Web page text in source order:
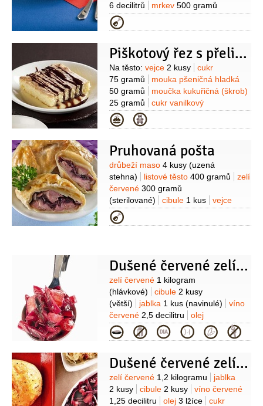
6 decilitrů
mrkev 500 gramů
(nahrubo nastrouhaná)
500 gramů (nahrubo
500 gramů (nahrubo
nastrouhaná)
ocet 2 lžíce
černý
4 kuličky (celý)
nové koření
4 kuličky
(celé) Na omáčku:
celer
200 gramů
petržel kořenová
150 gramů
cibule1 kus (na
osmahnutí)
(33%)
víno červené 2 decilitry
masový 2 decilitry
máslo
80 gramů
slanina60 gramů
Kategorie
Piškotový řez s přelivem ze sušených švestek
Suroviny
Na těsto: vejce 2 kusy
cukr
75 gramů
mouka pšeničná hladká
50 gramů
moučka kukuřičná (škrob)
25 gramů
cukr vanilkový
1/2balíčku
přeliv: víno červené
50 gramů
cukr1 lžíce
rum hnědý -
tuzemský
1 lžíce (40%)
med
1 lžička
hřebíček
3 kusy
(celý)
skořice 1 kus
cm)
citronová kůra 1 lžička
Na
omáčku: mléko4 decilitry
pudinkový
prášek vanilkový
Kategorie
Pruhovaná pošta
Suroviny
drůbeží maso 4 kusy (uzená
stehna)
listové těsto 400 gramů
zelí
červené 300 gramů
(sterilované)
cibule 1 kus
vejce
1 kus
slunečnicový2 lžíce
strouhanka
Kategorie
Dušené červené zelí s brusinkami
Suroviny
zelí červené 1 kilogram
(hlávkové)
cibule 2 kusy
(větší)
jablka 1 kus (navinulé)
víno
červené 2,5 decilitru
olej
1 lžíce
kompot brusinkový
2 lžíce
ocet jablečný2 lžíce
cukr
Kategorie
Dušené červené zelí s jablky
Suroviny
zelí červené 1,2 kilogramu
jablka
2 kusy
cibule 2 kusy
víno červené
1,25 decilitru
olej 3 lžíce
cukr